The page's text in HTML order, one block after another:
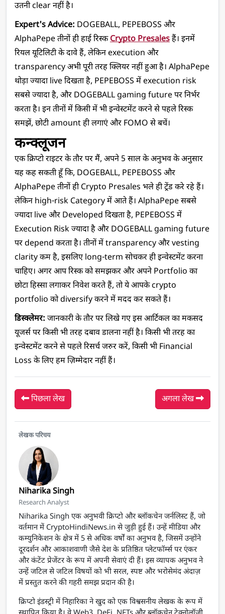
उतनी clear नहीं है।
Expert's Advice: DOGEBALL, PEPEBOSS और
AlphaPepe तीनों ही हाई रिस्क Crypto Presales हैं। इनमें
रियल यूटिलिटी के दावे हैं, लेकिन execution और
transparency अभी पूरी तरह क्लियर नहीं हुआ है। AlphaPepe
थोड़ा ज्यादा live दिखता है, PEPEBOSS में execution risk
सबसे ज्यादा है, और DOGEBALL gaming future पर निर्भर
करता है। इन तीनों में किसी में भी इन्वेस्टमेंट करने से पहले रिस्क
समझें, छोटी amount ही लगाएं और FOMO से बचें।
कन्क्लूजन
एक क्रिप्टो राइटर के तौर पर मैं, अपने 5 साल के अनुभव के अनुसार
यह कह सकती हूँ कि, DOGEBALL, PEPEBOSS और
AlphaPepe तीनों ही Crypto Presales भले ही ट्रेंड करे रहे हैं।
लेकिन high-risk Category में आते हैं। AlphaPepe सबसे
ज्यादा live और Developed दिखता है, PEPEBOSS में
Execution Risk ज्यादा है और DOGEBALL gaming future
पर depend करता है। तीनों में transparency और vesting
clarity कम है, इसलिए long-term सोचकर ही इन्वेस्टमेंट करना
चाहिए। अगर आप रिस्क को समझकर और अपने Portfolio का
छोटा हिस्सा लगाकर निवेश करते हैं, तो ये आपके crypto
portfolio को diversify करने में मदद कर सकते हैं।
डिस्क्लेमर: जानकारी के तौर पर लिखे गए इस आर्टिकल का मकसद
यूजर्स पर किसी भी तरह दबाव डालना नहीं है। किसी भी तरह का
इन्वेस्टमेंट करने से पहले रिसर्च जरुर करें, किसी भी Financial
Loss के लिए हम ज़िम्मेदार नहीं हैं।
पिछला लेख अगला लेख
लेखक परिचय
Niharika Singh
Research Analyst
Niharika Singh एक अनुभवी क्रिप्टो और ब्लॉकचेन जर्नलिस्ट हैं, जो
वर्तमान में CryptoHindiNews.in से जुड़ी हुई हैं। उन्हें मीडिया और
कम्युनिकेशन के क्षेत्र में 5 से अधिक वर्षों का अनुभव है, जिसमें उन्होंने
दूरदर्शन और आकाशवाणी जैसे देश के प्रतिष्ठित प्लेटफॉर्म्स पर एंकर
और कंटेंट प्रेजेंटर के रूप में अपनी सेवाएं दी हैं। इस व्यापक अनुभव ने
उन्हें जटिल से जटिल विषयों को भी सरल, स्पष्ट और भरोसेमंद अंदाज़
में प्रस्तुत करने की गहरी समझ प्रदान की है।
क्रिप्टो इंडस्ट्री में निहारिका ने खुद को एक विश्वसनीय लेखक के रूप में